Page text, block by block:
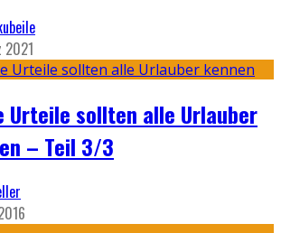
2021
Urteile sollten alle Urlauber
– Teil 3/3